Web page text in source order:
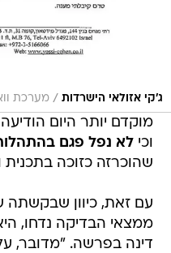
ג'קי אזולאי הישרדות / מערכת
מוקדם יותר היום
וכילא נפל פגם
שהוכרזה כזוכה בתכנית
עם זאת, כיוון שבקשתה
ממצאי הבדיקה נדחו,
דינה בפרשה. "מדובר,